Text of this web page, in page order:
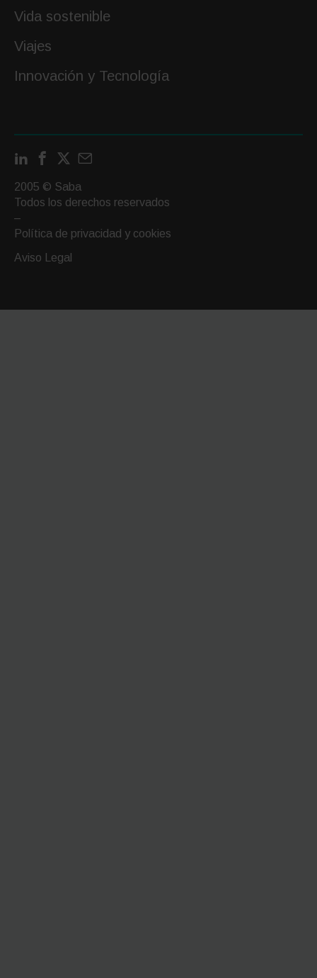
Vida sostenible
Viajes
Innovación y Tecnología
LinkedIn
FacebookContactar
email
2005 © Saba
Todos los derechos reservados
–
Política de privacidad y cookies
Aviso Legal